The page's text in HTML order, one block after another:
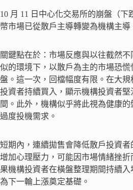
10 月 11 日中心化交易所的崩盤（下
幣市場已從散戶主導轉變為機構主導
關鍵點在於：市場反應與以往截然不
似的環境下，以散戶為主的市場恐慌
盤。這一次，回檔幅度有限。在大
投資者持續買入，顯示機構投資者堅
間。此外，機構似乎將此視為健康
過度投機需求。
短期內，連續拋售會降低散戶投資者
增加心理壓力，可能因市場情緒挫折
果機構投資者在橫盤整理期間持續
為下一輪上漲奠定基礎。